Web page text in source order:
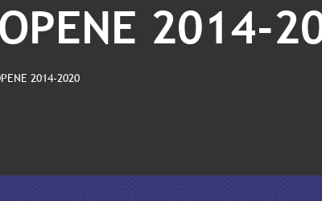
2014-
2014-2020